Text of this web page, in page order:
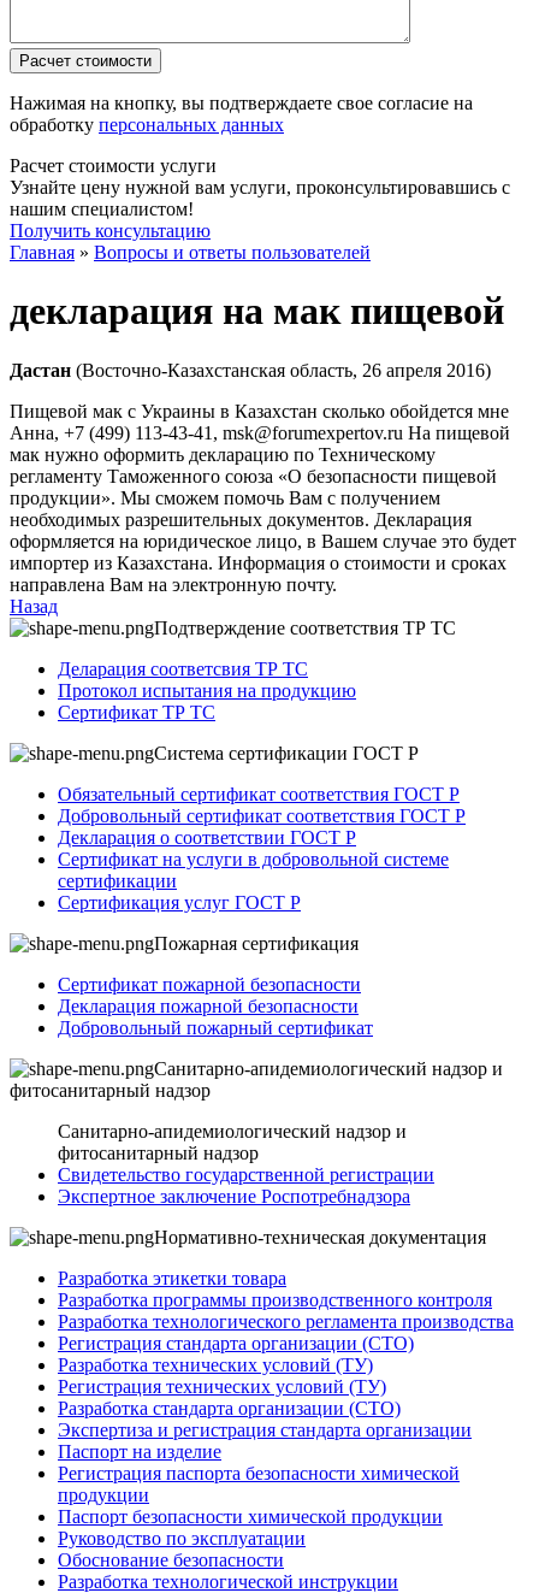
Нажимая на кнопку, вы подтверждаете свое согласие на
обработку персональных данных
Расчет стоимости услуги
Узнайте цену нужной вам услуги, проконсультировавшись с
нашим специалистом!
Получить консультацию
Главная » Вопросы и ответы пользователей
декларация на мак пищевой
Дастан (Восточно-Казахстанская область, 26 апреля 2016)
Пищевой мак с Украины в Казахстан сколько обойдется мне
Анна, +7 (499) 113-43-41, msk@forumexpertov.ru На пищевой
мак нужно оформить декларацию по Техническому
регламенту Таможенного союза «О безопасности пищевой
продукции». Мы сможем помочь Вам с получением
необходимых разрешительных документов. Декларация
оформляется на юридическое лицо, в Вашем случае это будет
импортер из Казахстана. Информация о стоимости и сроках
направлена Вам на электронную почту.
Назад
Подтверждение соответствия ТР ТС
Деларация соответсвия ТР ТС
Протокол испытания на продукцию
Сертификат ТР ТС
Система сертификации ГОСТ Р
Обязательный сертификат соответствия ГОСТ Р
Добровольный сертификат соответствия ГОСТ Р
Декларация о соответствии ГОСТ Р
Сертификат на услуги в добровольной системе
сертификации
Сертификация услуг ГОСТ Р
Пожарная сертификация
Сертификат пожарной безопасности
Декларация пожарной безопасности
Добровольный пожарный сертификат
Санитарно-апидемиологический надзор и
фитосанитарный надзор
Санитарно-апидемиологический надзор и
фитосанитарный надзор
Свидетельство государственной регистрации
Экспертное заключение Роспотребнадзора
Нормативно-техническая документация
Разработка этикетки товара
Разработка программы производственного контроля
Разработка технологического регламента производства
Регистрация стандарта организации (СТО)
Разработка технических условий (ТУ)
Регистрация технических условий (ТУ)
Разработка стандарта организации (СТО)
Экспертиза и регистрация стандарта организации
Паспорт на изделие
Регистрация паспорта безопасности химической
продукции
Паспорт безопасности химической продукции
Руководство по эксплуатации
Обоснование безопасности
Разработка технологической инструкции